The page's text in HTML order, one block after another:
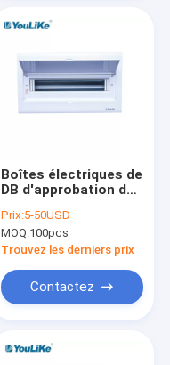
Boîtes électriques de
DB d'approbation de
distribution de 18
manières encastrée
Prix:5-50USD
MOQ:100pcs
Trouvez les derniers prix
Contactez